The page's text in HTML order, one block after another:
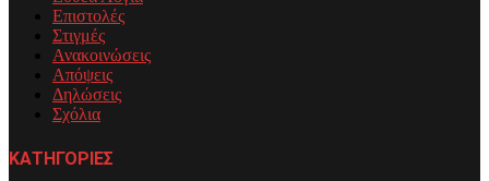
Επιστολές
Στιγμές
Ανακοινώσεις
Απόψεις
Δηλώσεις
Σχόλια
ΚΑΤΗΓΟΡΙΕΣ